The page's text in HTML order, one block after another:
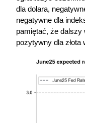
dla dolara,
negatywne dla
pamiętać, że dalszy
pozytywny dla złota